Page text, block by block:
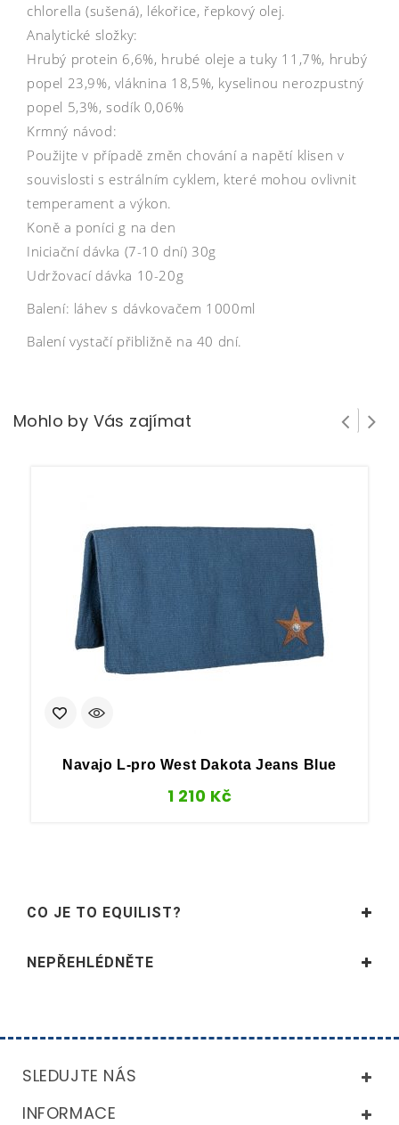
chlorella (sušená), lékořice, řepkový olej.
Analytické složky:
Hrubý protein 6,6%, hrubé oleje a tuky 11,7%, hrubý
popel 23,9%, vláknina 18,5%, kyselinou nerozpustný
popel 5,3%, sodík 0,06%
Krmný návod:
Použijte v případě změn chování a napětí klisen v
souvislosti s estrálním cyklem, které mohou ovlivnit
temperament a výkon.
Koně a poníci g na den
Iniciační dávka (7-10 dní) 30g
Udržovací dávka 10-20g
Balení: láhev s dávkovačem 1000ml
Balení vystačí přibližně na 40 dní.
Mohlo by Vás zajímat
Navajo L-pro West Dakota Jeans Blue
1 210 Kč
CO JE TO EQUILIST?
NEPŘEHLÉDNĚTE
SLEDUJTE NÁS
INFORMACE